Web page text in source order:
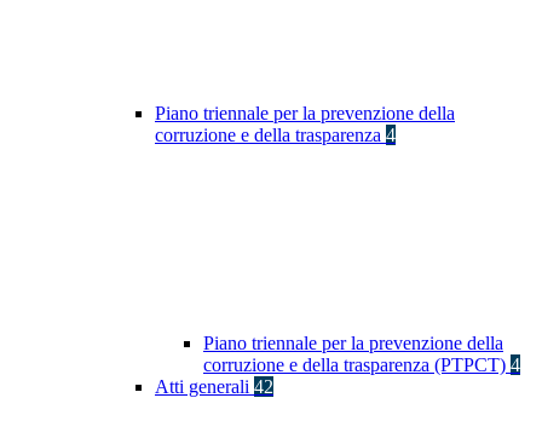
Piano triennale per la prevenzione della
corruzione e della trasparenza 4
Piano triennale per la prevenzione della
corruzione e della trasparenza (PTPCT) 4
Atti generali 42